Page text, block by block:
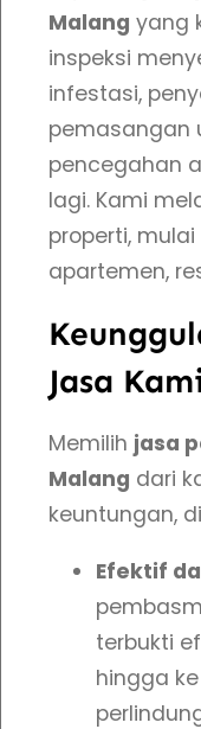
Malang yang
inspeksi
infestasi,
pemasangan
pencegahan
lagi. Kami
properti,
apartemen,
Jasa
Memilih jasa
Malang dari
keuntungan,
Efektif
terbukti
hingga